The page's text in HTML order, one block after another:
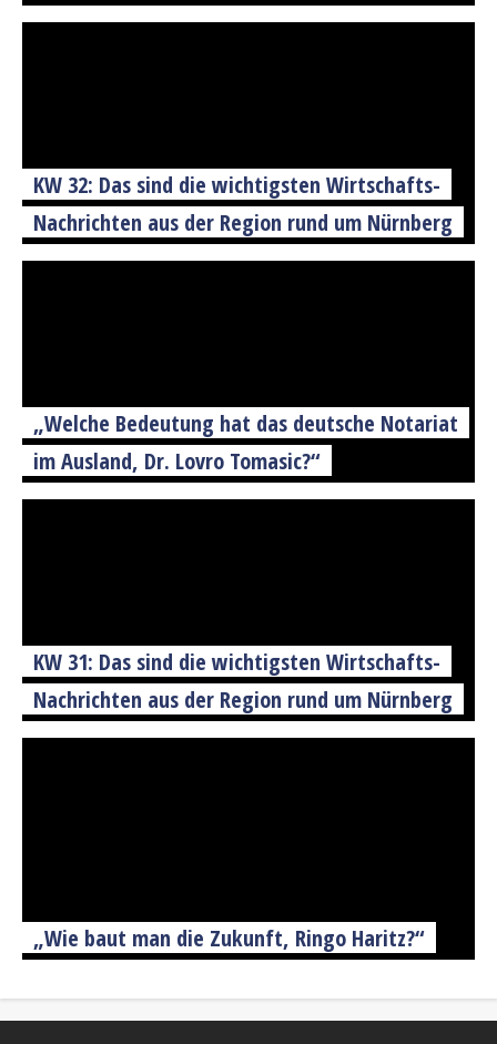
KW 32: Das sind die wichtigsten Wirtschafts-
Nachrichten aus der Region rund um Nürnberg
„Welche Bedeutung hat das deutsche Notariat
im Ausland, Dr. Lovro Tomasic?“
KW 31: Das sind die wichtigsten Wirtschafts-
Nachrichten aus der Region rund um Nürnberg
„Wie baut man die Zukunft, Ringo Haritz?“